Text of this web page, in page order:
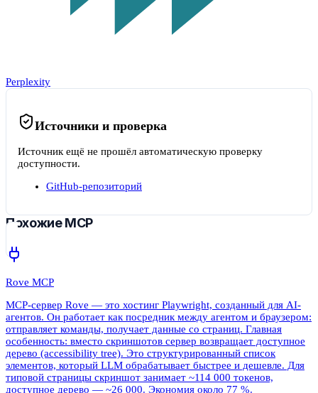
Perplexity
Источники и проверка
Источник ещё не прошёл автоматическую проверку
доступности.
GitHub-репозиторий
Похожие MCP
Rove MCP
MCP-сервер Rove — это хостинг Playwright, созданный для AI-
агентов. Он работает как посредник между агентом и браузером:
отправляет команды, получает данные со страниц. Главная
особенность: вместо скриншотов сервер возвращает доступное
дерево (accessibility tree). Это структурированный список
элементов, который LLM обрабатывает быстрее и дешевле. Для
типовой страницы скриншот занимает ~114 000 токенов,
доступное дерево — ~26 000. Экономия около 77 %.